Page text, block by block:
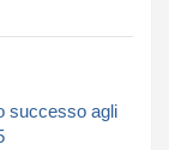
successo agli